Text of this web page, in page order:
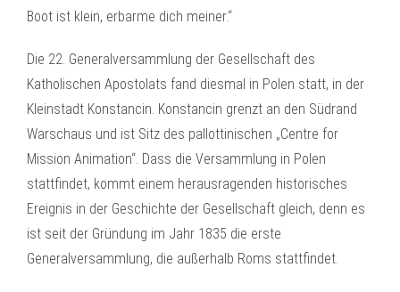
Boot ist klein, erbarme dich meiner.“
Die 22. Generalversammlung der Gesellschaft des
Katholischen Apostolats fand diesmal in Polen statt, in der
Kleinstadt Konstancin. Konstancin grenzt an den Südrand
Warschaus und ist Sitz des pallottinischen „Centre for
Mission Animation“. Dass die Versammlung in Polen
stattfindet, kommt einem herausragenden historisches
Ereignis in der Geschichte der Gesellschaft gleich, denn es
ist seit der Gründung im Jahr 1835 die erste
Generalversammlung, die außerhalb Roms stattfindet.